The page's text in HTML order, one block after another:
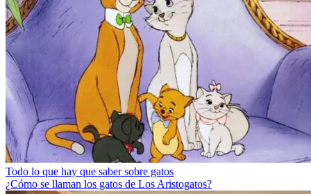
Todo lo que hay que saber sobre gatos
¿Cómo se llaman los gatos de Los Aristogatos?